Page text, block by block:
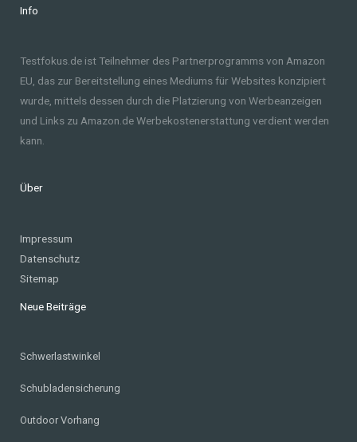
Info
Testfokus.de ist Teilnehmer des Partnerprogramms von Amazon
EU, das zur Bereitstellung eines Mediums für Websites konzipiert
wurde, mittels dessen durch die Platzierung von Werbeanzeigen
und Links zu Amazon.de Werbekostenerstattung verdient werden
kann.
Über
Impressum
Datenschutz
Sitemap
Neue Beiträge
Schwerlastwinkel
Schubladensicherung
Outdoor Vorhang